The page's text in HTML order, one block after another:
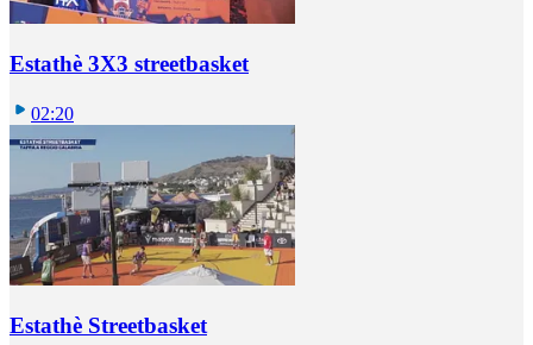
Estathè 3X3 streetbasket
02:20
Estathè Streetbasket